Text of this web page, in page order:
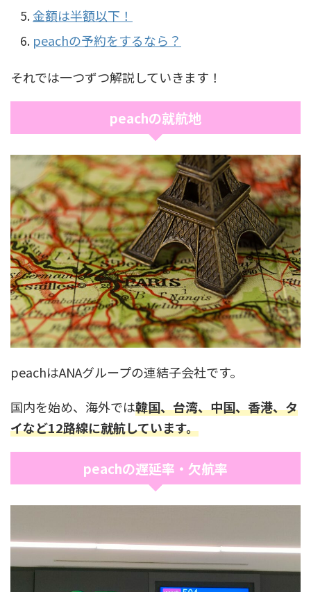
金額は半額以下！
peachの予約をするなら？
それでは一つずつ解説していきます！
peachの就航地
peachはANAグループの連結子会社です。
国内を始め、海外では韓国、台湾、中国、香港、タ
イなど12路線に就航しています。
peachの遅延率・欠航率